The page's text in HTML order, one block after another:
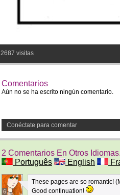
2687 visitas
Comentarios
Aún no se ha escrito ningún comentario.
Conéctate para comentar
2 Comentarios En Otros Idiomas.
Português
English
6
These pages are so romantic!
Good continuation!